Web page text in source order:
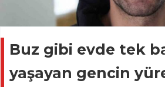
Buz gibi evde tek
yaşayan gencin